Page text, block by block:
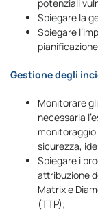
potenziali
Spiegare la
Spiegare
Gestione degli
Monitorare
necessaria
sicurezza,
Spiegare i
attribuzione
Matrix e
(TTP);